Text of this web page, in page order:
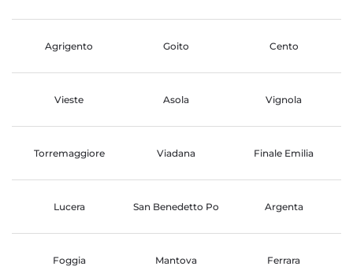
Agrigento Goito Cento
Vieste Asola Vignola
Torremaggiore Viadana Finale Emilia
Lucera San Benedetto Po Argenta
Foggia Mantova Ferrara